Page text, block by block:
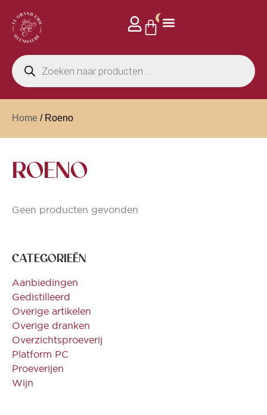
0
Home / Roeno
ROENO
CATEGORIEËN
Aanbiedingen
Gedistilleerd
Overige artikelen
Overige dranken
Overzichtsproeverij
Platform PC
Proeverijen
Wijn
Geen producten gevonden